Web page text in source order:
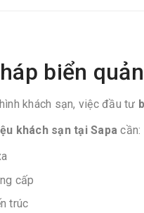
biển
khách sạn, việc đầu tư
khách sạn tại Sapa cần:
cấp
trúc